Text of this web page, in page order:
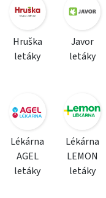
Hruška
letáky
Javor
letáky
Lékárna
AGEL
letáky
Lékárna
LEMON
letáky